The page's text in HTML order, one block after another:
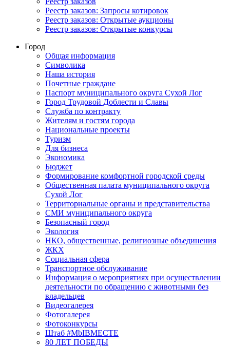
Реестр заказов: Запросы котировок
Реестр заказов: Открытые аукционы
Реестр заказов: Открытые конкурсы
Город
Общая информация
Символика
Наша история
Почетные граждане
Паспорт муниципального округа Сухой Лог
Город Трудовой Доблести и Славы
Служба по контракту
Жителям и гостям города
Национальные проекты
Туризм
Для бизнеса
Экономика
Бюджет
Формирование комфортной городской среды
Общественная палата муниципального округа
Сухой Лог
Территориальные органы и представительства
СМИ муниципального округа
Безопасный город
Экология
НКО, общественные, религиозные объединения
ЖКХ
Социальная сфера
Транспортное обслуживание
Информация о мероприятиях при осуществлении
деятельности по обращению с животными без
владельцев
Видеогалерея
Фотогалерея
Фотоконкурсы
Штаб #MbIBMECTE
80 ЛЕТ ПОБЕДЫ